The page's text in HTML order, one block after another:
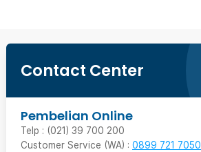
Contact Center
Pembelian Online
Telp : (021) 39 700 200
Customer Service (WA) : 0899 721 7050